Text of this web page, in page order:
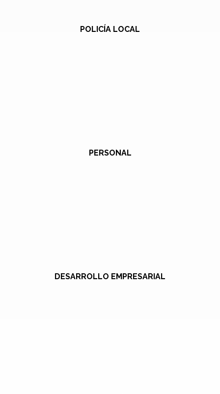
POLICÍA LOCAL
PERSONAL
DESARROLLO EMPRESARIAL